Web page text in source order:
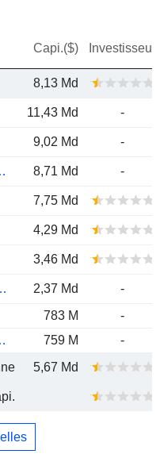
Capi.($) Investisseur
8,13 Md
11,43 Md -
9,02 Md -
8,71 Md -
7,75 Md
4,29 Md
3,46 Md
CORP. 2,37 Md
-
783 M
-
LTD.
759 M
-
5,67 Md